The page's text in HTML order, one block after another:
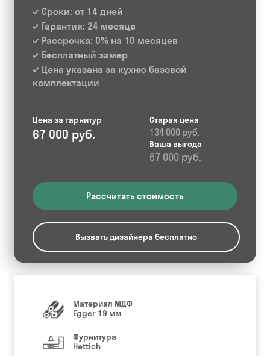
Сроки: от 14 дней
Гарантия: 24 месяца
Рассрочка: 0% на 10 месяцев
Бесплатный замер
Цена указана за кухню базовой
комплектации
Цена за гарнитур
67 000 руб.
Старая цена
134 000 руб.
Ваша выгода
67 000 руб.
Рассчитать стоимость
Вызвать дизайнера бесплатно
Материал МДФ
Egger 19 мм
Фурнитура
Hettich